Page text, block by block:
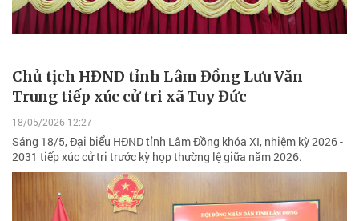
Chủ tịch HĐND tỉnh Lâm Đồng Lưu Văn
Trung tiếp xúc cử tri xã Tuy Đức
18/05/2026 12:27
Sáng 18/5, Đại biểu HĐND tỉnh Lâm Đồng khóa XI, nhiệm kỳ 2026 -
2031 tiếp xúc cử tri trước kỳ họp thường lệ giữa năm 2026.